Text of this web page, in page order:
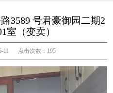
3589 号君豪御园二期2
室（变卖）
11 点击次数：195